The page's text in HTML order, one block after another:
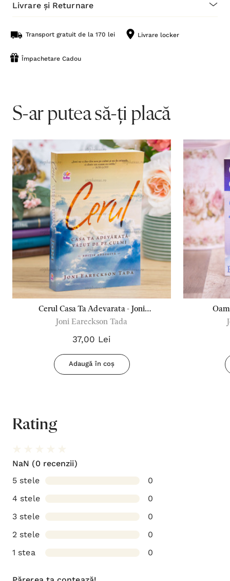
Livrare și Returnare
Transport gratuit de la 170 lei Livrare locker
Împachetare Cadou
S-ar putea să-ți placă
Cerul Casa Ta Adevarata - Joni
Eareckson Tada
Joni Eareckson Tada
37,00 Lei
Adaugă în coș
Rating
NaN (0 recenzii)
5 stele
0
4 stele
0
3 stele
0
2 stele
0
1 stea
0